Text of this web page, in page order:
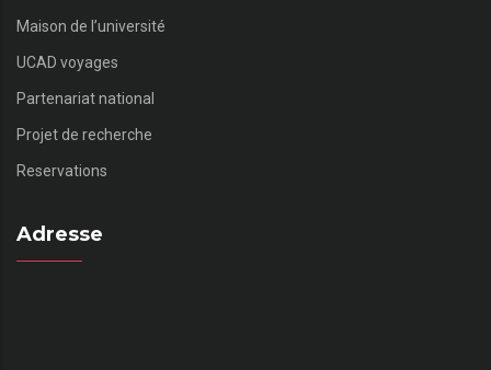
Maison de l’université
UCAD voyages
Partenariat national
Projet de recherche
Reservations
Adresse